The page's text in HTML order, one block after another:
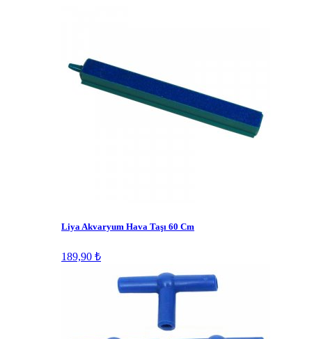
Liya Akvaryum Hava Taşı 60 Cm
189,90 ₺